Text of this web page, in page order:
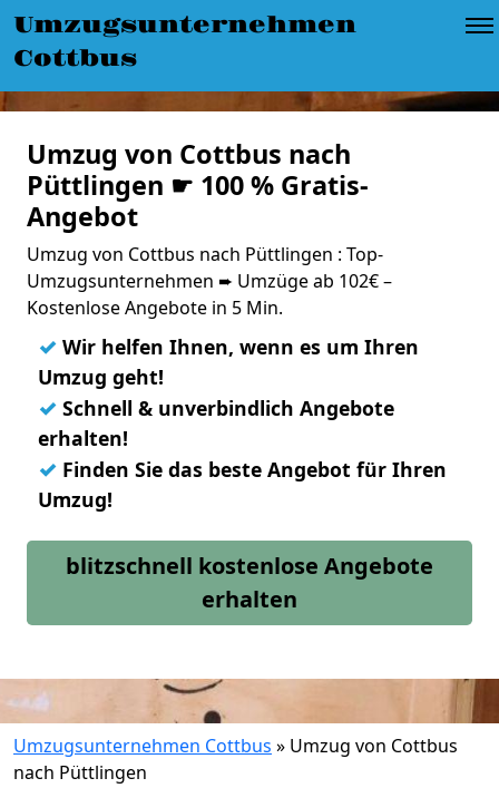
Umzugsunternehmen
Cottbus
Umzug von Cottbus nach
Püttlingen ☛ 100 % Gratis-
Angebot
Umzug von Cottbus nach Püttlingen : Top-
Umzugsunternehmen ➨ Umzüge ab 102€ –
Kostenlose Angebote in 5 Min.
✓ Wir helfen Ihnen, wenn es um Ihren
Umzug geht!
✓ Schnell & unverbindlich Angebote
erhalten!
✓ Finden Sie das beste Angebot für Ihren
Umzug!
blitzschnell kostenlose Angebote
erhalten
Umzugsunternehmen Cottbus » Umzug von Cottbus
nach Püttlingen